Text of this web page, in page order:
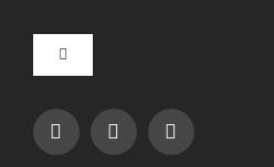
Toggle
Navigation
Impressum